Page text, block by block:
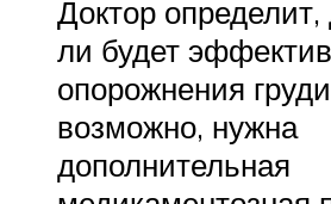
Доктор определит,
ли будет
опорожнения
возможно, нужна
дополнительная